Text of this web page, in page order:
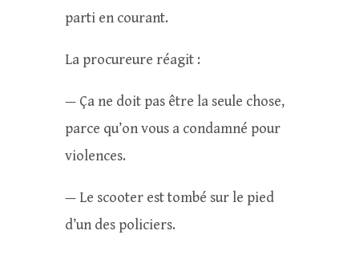
parti en courant.
La procureure réagit :
— Ça ne doit pas être la seule chose,
parce qu’on vous a condamné pour
violences.
— Le scooter est tombé sur le pied
d’un des policiers.